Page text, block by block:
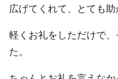
広げてくれて、とても助
軽くお礼をしただけで
た。